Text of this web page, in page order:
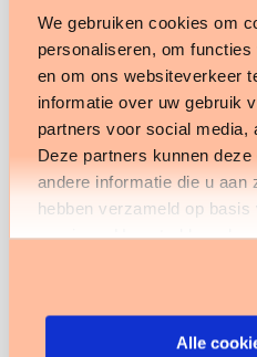
We gebruiken cookies om
personaliseren, om
en om ons websiteverkeer
informatie over uw gebruik
partners voor social media,
Deze partners kunnen
andere informatie die u
hebben verzameld op
services. U gaat akkoord
Alle
Persoonsgerichte zorg
passende methodiek
manier van werken waar
achter staat en mee bezig
dat terug in de vorm van
Wees open en
Mijn advies daarin is:
kunnen twee tips goed